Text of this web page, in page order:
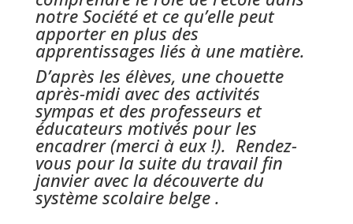
notre Société et ce qu’elle peut
apporter en plus des
apprentissages liés à une matière.
D’après les élèves, une chouette
après-midi avec des activités
sympas et des professeurs et
éducateurs motivés pour les
encadrer (merci à eux !). Rendez-
vous pour la suite du travail fin
janvier avec la découverte du
système scolaire belge .